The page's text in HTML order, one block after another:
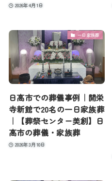
2026年4月1日
一日家族葬
日高市での葬儀事例｜開栄
寺新館で20名の一日家族葬
｜【葬祭センター美創】日
高市の葬儀・家族葬
2026年3月10日